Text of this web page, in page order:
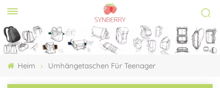
Heim Umhängetaschen Für Teenager